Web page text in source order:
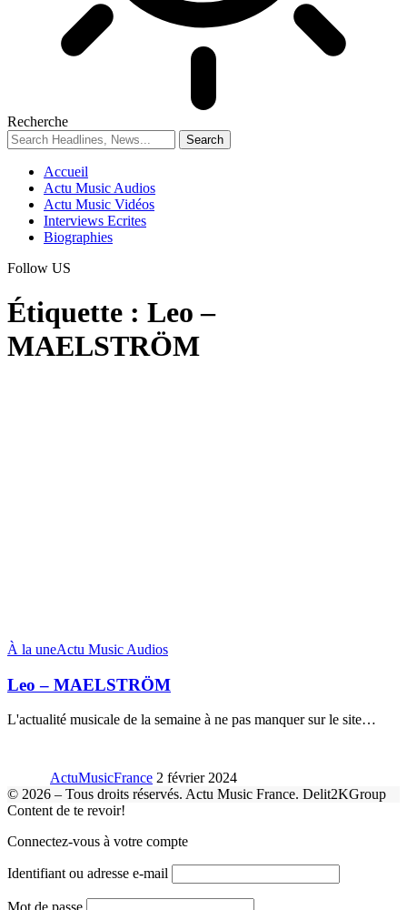
Recherche
Accueil
Actu Music Audios
Actu Music Vidéos
Interviews Ecrites
Biographies
Follow US
Étiquette : Leo –
MAELSTRÖM
À la uneActu Music Audios
Leo – MAELSTRÖM
L'actualité musicale de la semaine à ne pas manquer sur le site…
ActuMusicFrance 2 février 2024
© 2026 – Tous droits réservés. Actu Music France. Delit2KGroup
Content de te revoir!
Connectez-vous à votre compte
Identifiant ou adresse e-mail